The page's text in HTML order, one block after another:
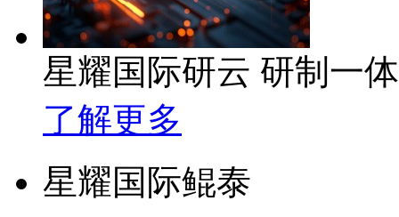
星耀国际研云 研制一
了解更多
星耀国际鲲泰